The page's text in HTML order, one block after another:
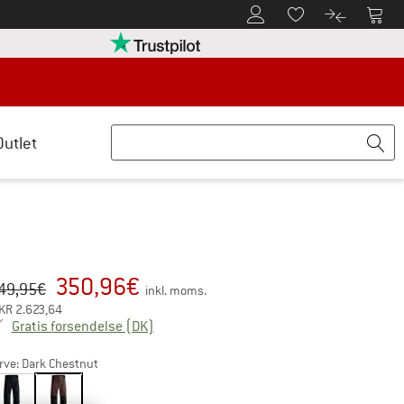
Til kundekontoenTil huskesedlen.
Til Til
her Åbnes i en infoboks Vi er Trustpilot-certificeret -
pris :
€ 350,96€ inkl. moms.
KR 2.623,64
Gratis forsendelse (DK)
Dark Chestnut